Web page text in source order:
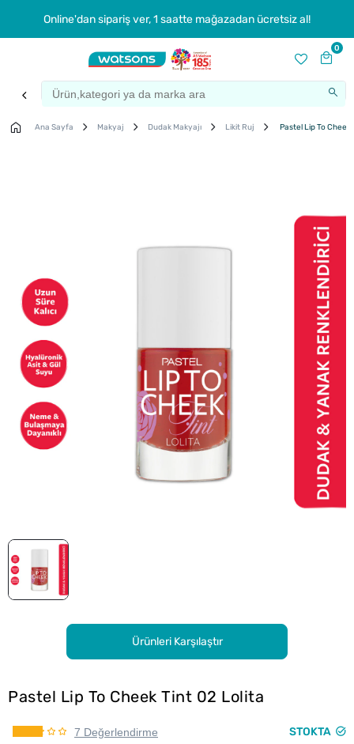
Online'dan sipariş ver, 1 saatte mağazadan ücretsiz al!
0
Ana Sayfa Makyaj Dudak Makyajı Likit Ruj Pastel Lip To
Ürünleri Karşılaştır
Pastel Lip To Cheek Tint 02 Lolita
7 Değerlendirme STOKTA